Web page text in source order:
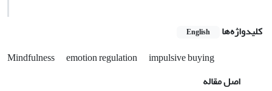
کلیدواژه‌ها English
Mindfulness emotion regulation
impulsive buying
اصل مقاله